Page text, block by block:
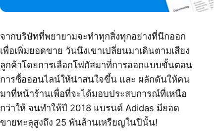
จากบริษัทที่พยายามจะทำทุกสิ่งทุกอย่างที่นึกออก
เพื่อเพิ่มยอดขาย วันนึงเขาเปลี่ยนมาเดินตามเสียง
ลูกค้าโดยการเลือกโฟกัสมาที่การออกแบบขั้นตอน
การซื้อออนไลน์ให้น่าสนใจขึ้น และ ผลักดันให้คน
มาที่หน้าร้านเพื่อที่จะได้มอบประสบการณ์ที่เหนือ
กว่าให้ จนทำให้ปี 2018 แบรนด์ Adidas มียอด
ขายทะลุสูงถึง 25 พันล้านเหรียญในปีนั้น!